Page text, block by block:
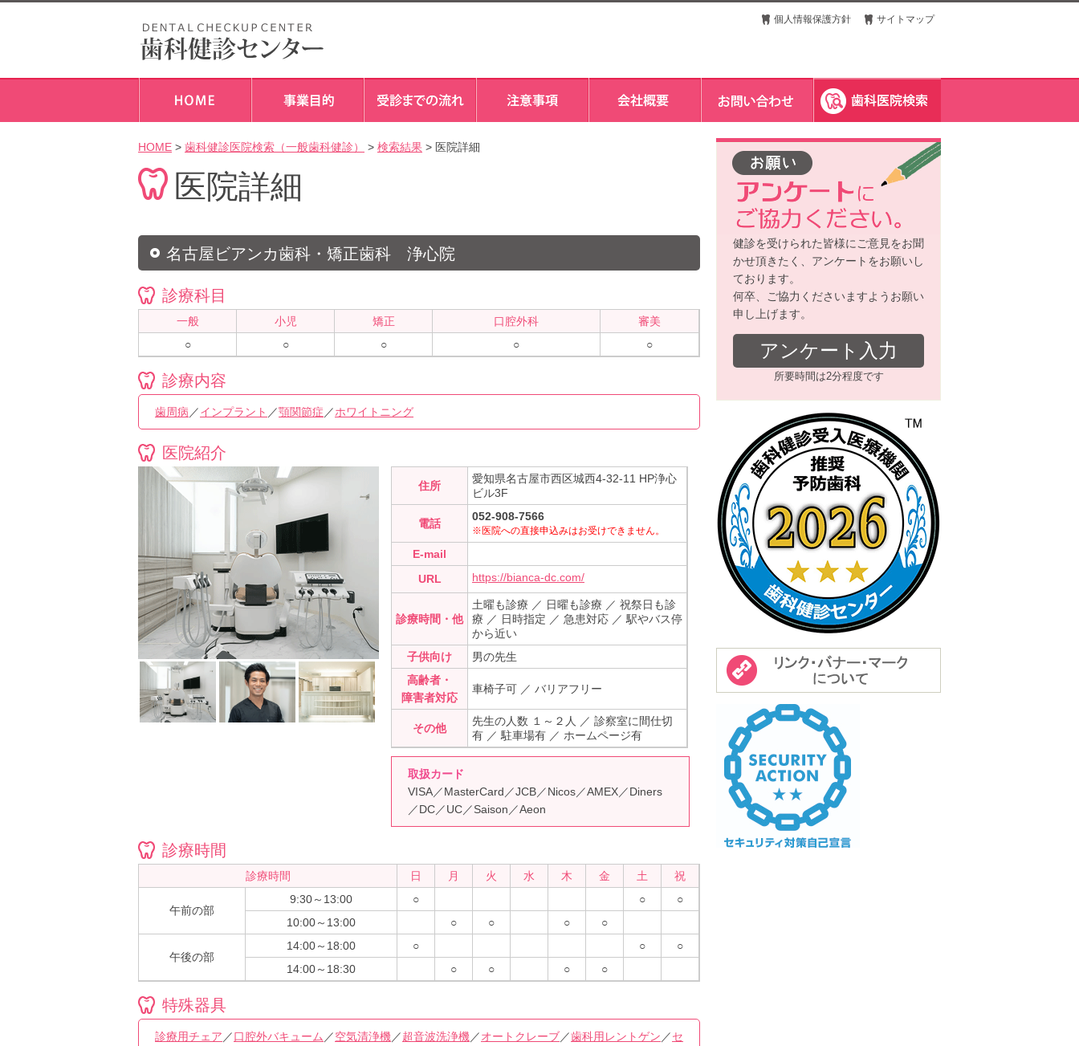
個人情報保護方針 サイトマップ
HOME > 歯科健診医院検索（一般歯科健診） > 検索結果 > 医院詳細
医院詳細
名古屋ビアンカ歯科・矯正歯科 浄心院
診療科目
一般 小児 矯正 口腔外科
審美
○
○ ○ ○ ○
診療内容
歯周病 ／インプラント ／顎関節症 ／ホワイトニング
医院紹介
住所
愛知県名古屋市西区城西4-32-11 HP浄心
ビル3F
電話
052-908-7566
※医院への直接申込みはお受けできません。
E-mail
URL
https://bianca-dc.com/
診療時間・他
土曜も診療 ／ 日曜も診療 ／ 祝祭日も診
療 ／ 日時指定 ／ 急患対応 ／ 駅やバス停
から近い
子供向け
男の先生
高齢者・
障害者対応
車椅子可 ／ バリアフリー
その他
先生の人数 １～２人 ／ 診察室に間仕切
有 ／ 駐車場有 ／ ホームページ有
取扱カード
VISA／MasterCard／JCB／Nicos／AMEX／Diners
／DC／UC／Saison／Aeon
診療時間
診療時間 日 月 火 水 木 金 土 祝
午前の部
9:30～13:00 ○ ○
○
10:00～13:00
○ ○ ○ ○
午後の部
14:00～18:00 ○ ○
○
14:00～18:30
○ ○ ○ ○
特殊器具
診療用チェア ／口腔外バキューム ／空気清浄機 ／超音波洗浄機 ／オートクレーブ／歯科用レントゲン ／セ
健診を受けられた皆様にご意見をお聞
かせ頂きたく、アンケートをお願いし
ております。
何卒、ご協力くださいますようお願い
申し上げます。
アンケート入力
所要時間は2分程度です